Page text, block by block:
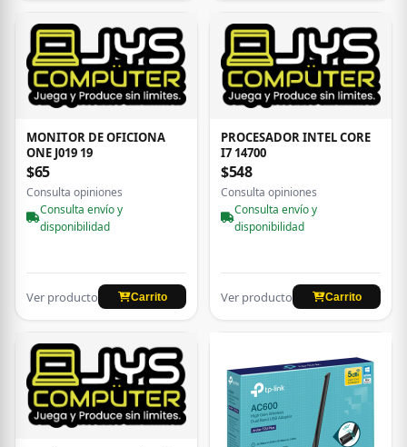
MONITOR DE OFICIONA
ONE J019 19
$65
Consulta opiniones
Consulta envío y
disponibilidad
Ver producto Carrito
PROCESADOR INTEL CORE
I7 14700
$548
Consulta opiniones
Consulta envío y
disponibilidad
Ver producto Carrito